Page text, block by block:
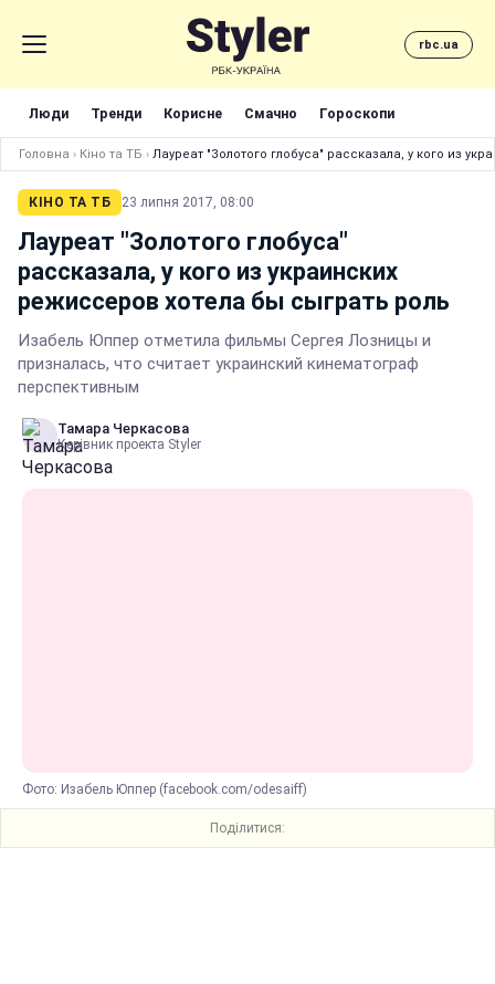
rbc.ua
Люди Тренди Корисне Смачно Гороскопи
Головна › Кіно та ТБ › Лауреат "Золотого глобуса" рассказала, у кого из
КІНО ТА ТБ 23 липня 2017, 08:00
Лауреат "Золотого глобуса"
рассказала, у кого из украинских
режиссеров хотела бы сыграть роль
Изабель Юппер отметила фильмы Сергея Лозницы и
призналась, что считает украинский кинематограф
перспективным
Тамара Черкасова
Керівник проекта Styler
Фото: Изабель Юппер (facebook.com/odesaiff)
Поділитися: